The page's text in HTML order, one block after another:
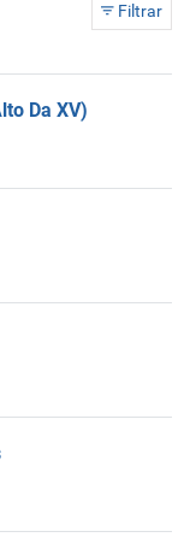
Filtrar
Da XV)